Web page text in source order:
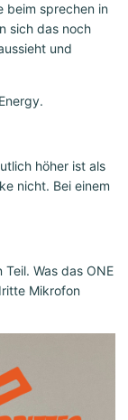
beim sprechen in
sich das noch
und
höher ist als
nicht. Bei einem
Was das ONE
Mikrofon